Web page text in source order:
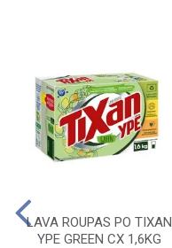
LAVA ROUPAS PO TIXAN
YPE GREEN CX 1,6KG